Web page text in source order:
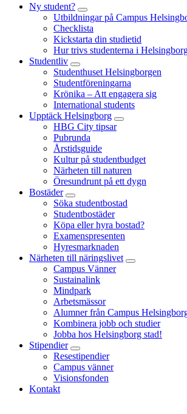
Ny student?
Utbildningar på Campus
Checklista
Kickstarta din studietid
Hur trivs studenterna i
Studentliv
Studenthuset Helsingborgen
Studentföreningarna
Krönika – Att engagera sig
International students
Upptäck Helsingborg
HBG City tipsar
Pubrunda
Årstidsguide
Kultur på studentbudget
Närheten till naturen
Öresundrunt på ett dygn
Bostäder
Söka studentbostad
Studentbostäder
Köpa eller hyra bostad?
Examenspresenten
Hyresmarknaden
Närheten till näringslivet
Campus Vänner
Sustainalink
Mindpark
Arbetsmässor
Alumner från Campus
Kombinera jobb och studier
Jobba hos Helsingborg stad!
Stipendier
Resestipendier
Campus vänner
Visionsfonden
Kontakt